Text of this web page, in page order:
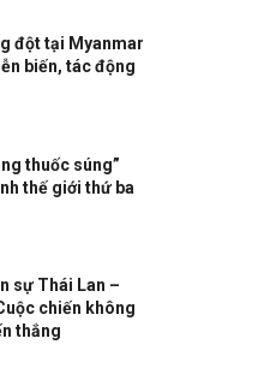
đột tại Myanmar
biến, tác động
thuốc súng”
thế giới thứ ba
sự Thái Lan –
chiến không
thắng